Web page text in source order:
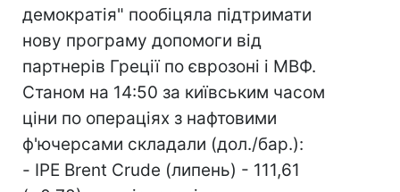
демократія" пообіцяла підтримати
нову програму допомоги від
партнерів Греції по єврозоні і МВФ.
Станом на 14:50 за київським часом
ціни по операціях з нафтовими
ф'ючерсами складали (дол./бар.):
- IPE Brent Crude (липень) - 111,61